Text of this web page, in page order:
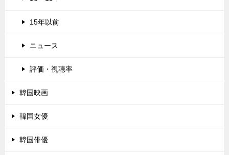
15年以前
ニュース
評価・視聴率
韓国映画
韓国女優
韓国俳優